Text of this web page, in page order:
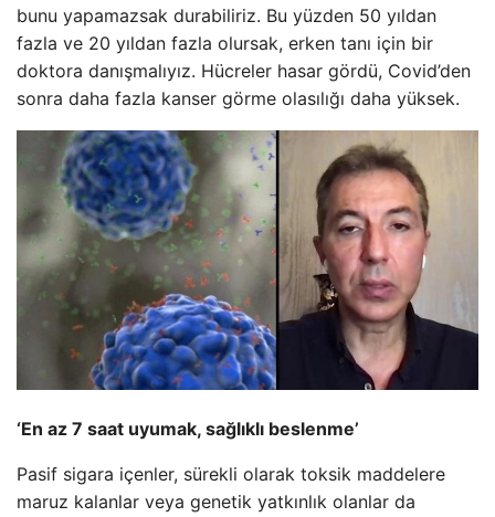
bunu yapamazsak durabiliriz. Bu yüzden 50 yıldan
fazla ve 20 yıldan fazla olursak, erken tanı için bir
doktora danışmalıyız. Hücreler hasar gördü, Covid’den
sonra daha fazla kanser görme olasılığı daha yüksek.
‘En az 7 saat uyumak, sağlıklı beslenme’
Pasif sigara içenler, sürekli olarak toksik maddelere
maruz kalanlar veya genetik yatkınlık olanlar da